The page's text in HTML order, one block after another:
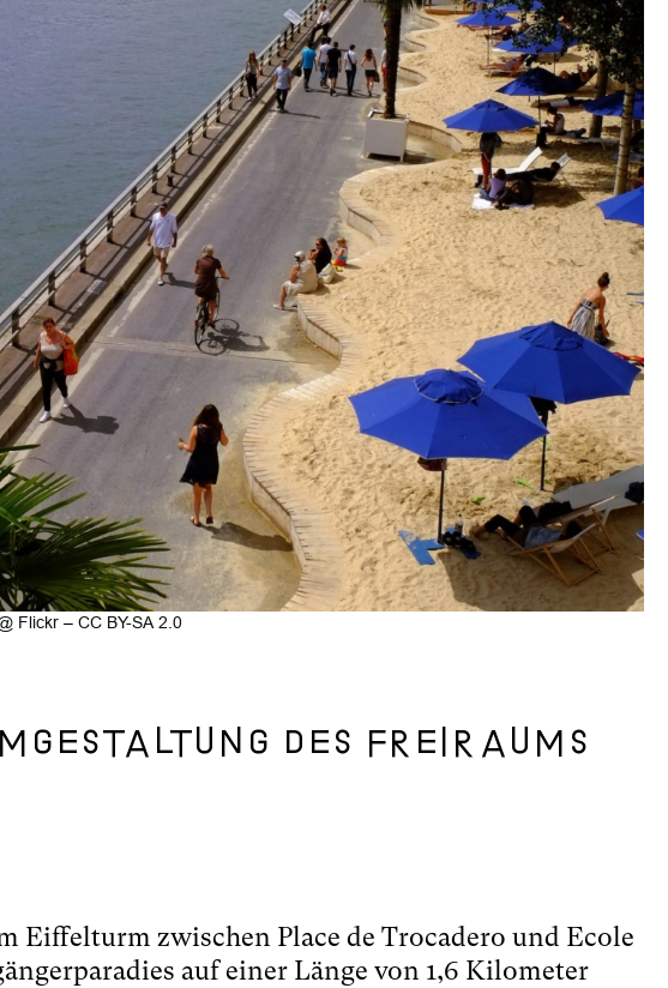
Flickr –CC BY-SA 2.0
des Freiraums
Eiffelturm zwischen Place de Trocadero und Ecole
auf einer Länge von 1,6 Kilometer